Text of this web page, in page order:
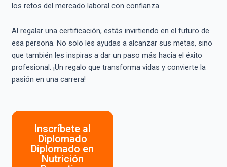
los retos del mercado laboral con confianza.
Al regalar una certificación, estás invirtiendo en el futuro de
esa persona. No solo les ayudas a alcanzar sus metas, sino
que también les inspiras a dar un paso más hacia el éxito
profesional. ¡Un regalo que transforma vidas y convierte la
pasión en una carrera!
Inscríbete al
Diplomado
Diplomado en
Nutrición